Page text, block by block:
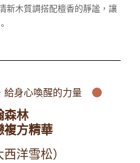
新木質調搭配檀香的靜謐，讓
給身心喚醒的力量
森林
複方精華
西洋雪松）